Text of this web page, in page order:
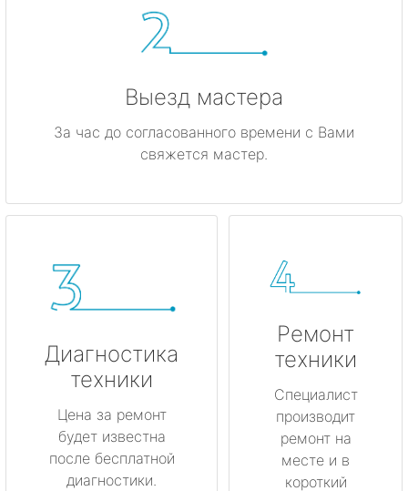
Выезд мастера
За час до согласованного времени с Вами
свяжется мастер.
Диагностика
техники
Цена за ремонт
будет известна
после бесплатной
диагностики.
Ремонт
техники
Специалист
производит
ремонт на
месте и в
короткий